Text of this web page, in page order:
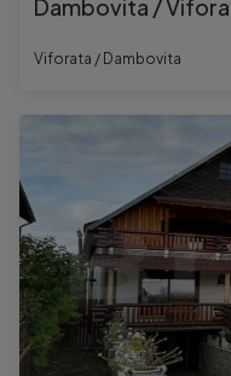
Dambovita /
Viforata / Dambovita